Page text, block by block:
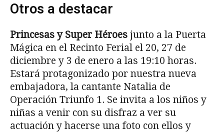
Otros a destacar
Princesas y Super Héroes junto a la Puerta
Mágica en el Recinto Ferial el 20, 27 de
diciembre y 3 de enero a las 19:10 horas.
Estará protagonizado por nuestra nueva
embajadora, la cantante Natalia de
Operación Triunfo 1. Se invita a los niños y
niñas a venir con su disfraz a ver su
actuación y hacerse una foto con ellos y